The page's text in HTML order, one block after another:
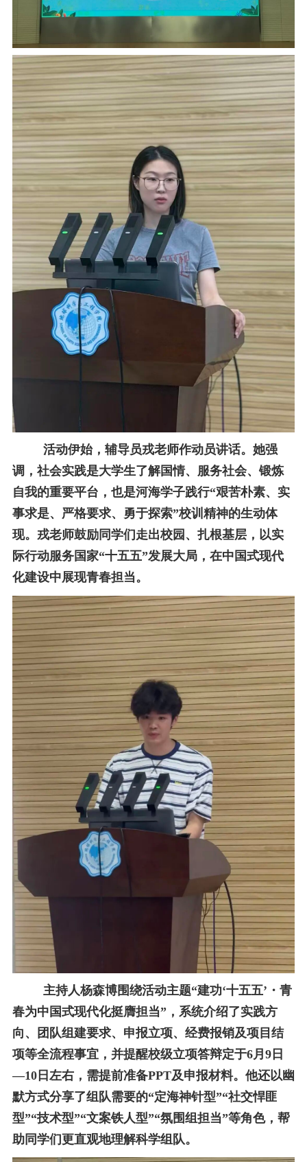
活动伊始，辅导员戎老师作动员讲话。她强
调，社会实践是大学生了解国情、服务社会、锻炼
自我的重要平台，也是河海学子践行“艰苦朴素、实
事求是、严格要求、勇于探索”校训精神的生动体
现。戎老师鼓励同学们走出校园、扎根基层，以实
际行动服务国家“十五五”发展大局，在中国式现代
化建设中展现青春担当。
主持人杨森博围绕活动主题“建功‘十五五’ ・ 青
春为中国式现代化挺膺担当”，系统介绍了实践方
向、团队组建要求、申报立项、经费报销及项目结
项等全流程事宜，并提醒校级立项答辩定于6月 9日
—10日左右，需提前准备PPT及申报材料。他还以幽
默方式分享了组队需要的“定海神针型”“社交悍匪
型”“技术型”“文案铁人型”“氛围组担当”等角色，帮
助同学们更直观地理解科学组队。